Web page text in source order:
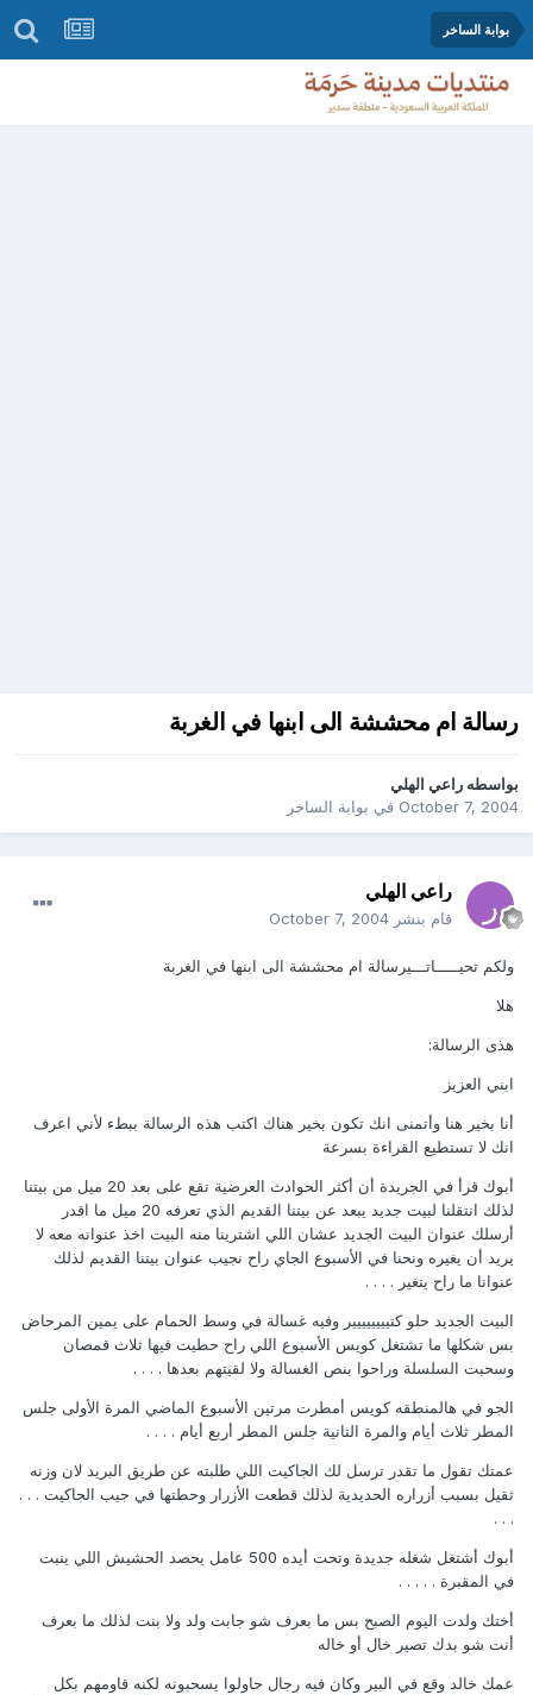
بوابة الساخر
رسالة ام محششة الى ابنها في الغربة
بواسطه راعي الهلي
October 7, 2004في بوابة الساخر
راعي الهلي
قام بنشر October 7, 2004
ولكم تحيـــــاتـــيرسالة ام محششة الى ابنها في الغربة
هلا
هذى الرسالة:
ابني العزيز
أنا بخير هنا وأتمنى انك تكون بخير هناك اكتب هذه الرسالة ببطء لأني اعرف
انك لا تستطيع القراءة بسرعة
أبوك قرأ في الجريدة أن أكثر الحوادث العرضية تقع على بعد 20 ميل من بيتنا
لذلك انتقلنا لبيت جديد يبعد عن بيتنا القديم الذي تعرفه 20 ميل ما اقدر
أرسلك عنوان البيت الجديد عشان اللي اشترينا منه البيت اخذ عنوانه معه لا
يريد أن يغيره ونحنا في الأسبوع الجاي راح نجيب عنوان بيتنا القديم لذلك
عنوانا ما راح يتغير . . . .
البيت الجديد حلو كتيييييييير وفيه غسالة في وسط الحمام على يمين المرحاض
بس شكلها ما تشتغل كويس الأسبوع اللي راح حطيت فيها ثلاث قمصان
وسحبت السلسلة وراحوا بنص الغسالة ولا لقيتهم بعدها . . . .
الجو في هالمنطقه كويس أمطرت مرتين الأسبوع الماضي المرة الأولى جلس
المطر ثلاث أيام والمرة الثانية جلس المطر أربع أيام . . . .
عمتك تقول ما تقدر ترسل لك الجاكيت اللي طلبته عن طريق البريد لان وزنه
ثقيل بسبب أزراره الحديدية لذلك قطعت الأزرار وحطتها في جيب الجاكيت . . .
. . .
أبوك أشتغل شغله جديدة وتحت أيده 500 عامل يحصد الحشيش اللي ينبت
في المقبرة . . . . .
أختك ولدت اليوم الصبح بس ما بعرف شو جابت ولد ولا بنت لذلك ما بعرف
أنت شو بدك تصير خال أو خاله
عمك خالد وقع في البير وكان فيه رجال حاولوا يسحبونه لكنه قاومهم بكل